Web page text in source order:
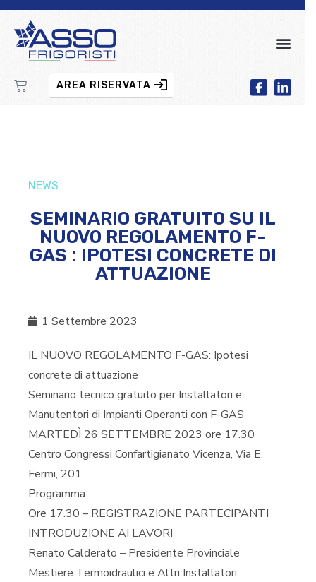
AREA RISERVATA
NEWS
SEMINARIO GRATUITO SU IL
NUOVO REGOLAMENTO F-
GAS : IPOTESI CONCRETE DI
ATTUAZIONE
1 Settembre 2023
IL NUOVO REGOLAMENTO F-GAS: Ipotesi
concrete di attuazione
Seminario tecnico gratuito per Installatori e
Manutentori di Impianti Operanti con F-GAS
MARTEDÌ 26 SETTEMBRE 2023 ore 17.30
Centro Congressi Confartigianato Vicenza, Via E.
Fermi, 201
Programma:
Ore 17.30 – REGISTRAZIONE PARTECIPANTI
INTRODUZIONE AI LAVORI
Renato Calderato – Presidente Provinciale
Mestiere Termoidraulici e Altri Installatori